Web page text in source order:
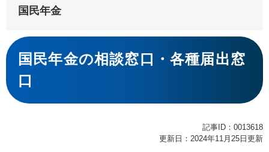
国民年金
本
文
国民年金の相談窓口・各種届出窓
口
記事ID：0013618
更新日：2024年11月25日更新